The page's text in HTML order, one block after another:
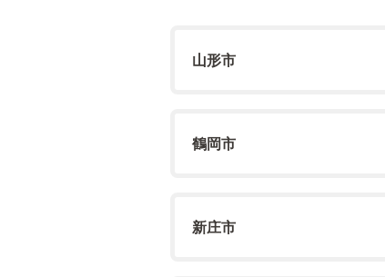
山形市
鶴岡市
新庄市